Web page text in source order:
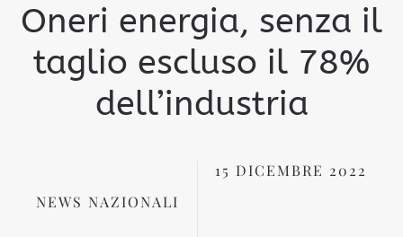
Oneri energia, senza il
taglio escluso il 78%
dell’industria
NEWS NAZIONALI
15 DICEMBRE 2022